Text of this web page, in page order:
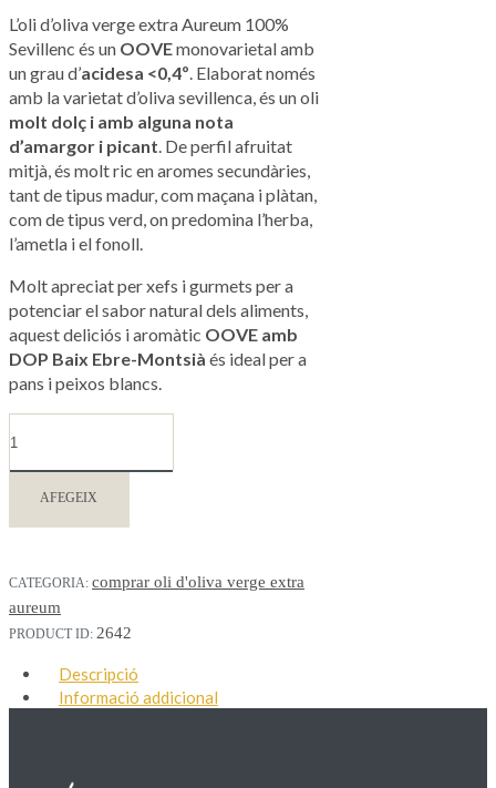
L’oli d’oliva verge extra Aureum 100%
Sevillenc és un OOVEmonovarietal amb
un grau d’acidesa <0,4º . Elaborat només
amb la varietat d’oliva sevillenca, és un oli
molt dolç i amb alguna nota
d’amargor i picant . De perfil afruitat
mitjà, és molt ric en aromes secundàries,
tant de tipus madur, com maçana i plàtan,
com de tipus verd, on predomina l’herba,
l’ametla i el fonoll.
Molt apreciat per xefs i gurmets per a
potenciar el sabor natural dels aliments,
aquest deliciós i aromàtic OOVE amb
DOP Baix Ebre-Montsià és ideal per a
pans i peixos blancs.
AFEGEIX
CATEGORIA: comprar oli d'oliva verge extra
aureum
PRODUCT ID: 2642
Descripció
Informació addicional